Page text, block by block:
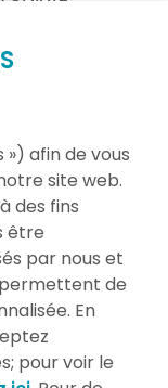
de la
Mme
la médaille
députée
réside
pouvait
cette
un
») afin de vous
site web.
des fins
être
par nous et
de
En
pour voir le